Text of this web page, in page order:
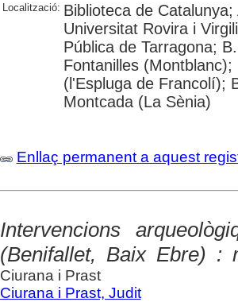
Localització: Biblioteca de
Universitat Rovira i
Pública de Tarragona;
Fontanilles
(l'Espluga de Francolí);
Montcada (La Sènia)
Enllaç permanent a aquest
Intervencions
(Benifallet, Baix Ebre) :
Ciurana i Prast
Ciurana i Prast, Judit